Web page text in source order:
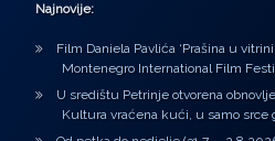
Najnovije:
Film Daniela Pavlića ‘Prašina u
Montenegro International Film
U središtu Petrinje otvorena
Kultura vraćena kući, u samo srce